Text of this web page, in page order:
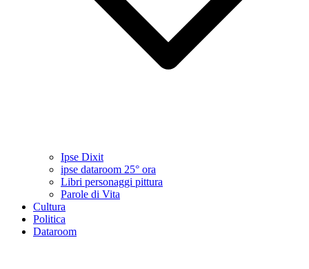
Ipse Dixit
ipse dataroom 25° ora
Libri personaggi pittura
Parole di Vita
Cultura
Politica
Dataroom